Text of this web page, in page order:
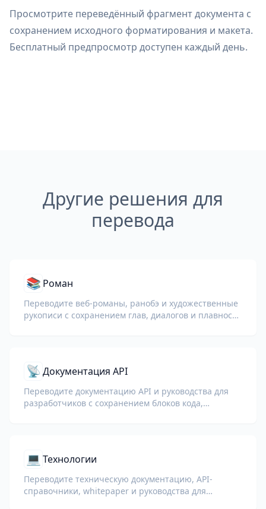
Просмотрите переведённый фрагмент документа с
сохранением исходного форматирования и макета.
Бесплатный предпросмотр доступен каждый день.
Другие решения для
перевода
📚 Роман
Переводите веб-романы, ранобэ и художественные
рукописи с сохранением глав, диалогов и плавности
📡 Документация API
Переводите документацию API и руководства для
разработчиков с сохранением блоков кода,
💻 Технологии
Переводите техническую документацию, API-
справочники, whitepaper и руководства для